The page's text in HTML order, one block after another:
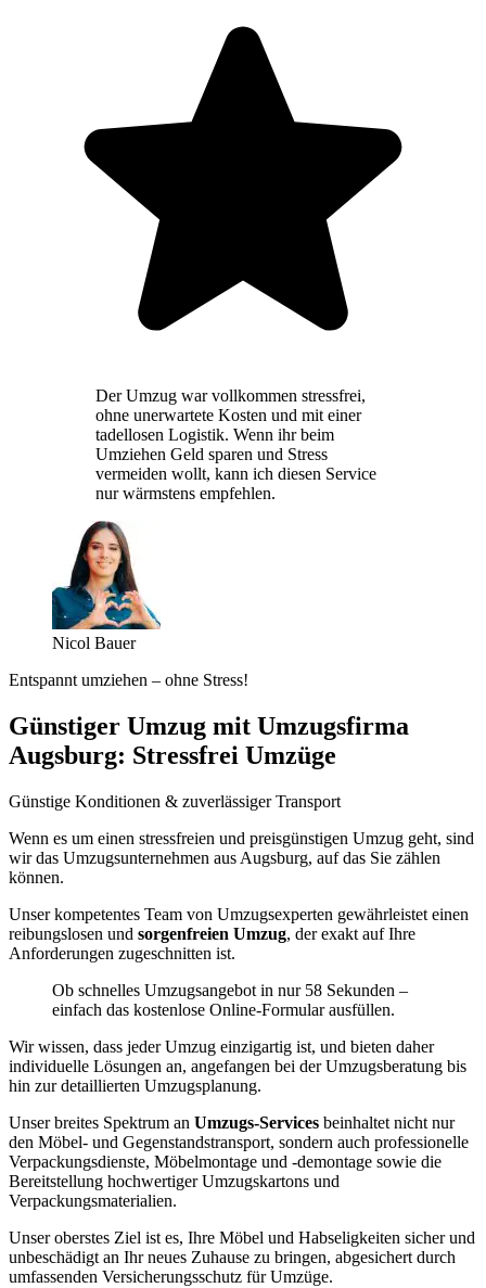
Der Umzug war vollkommen stressfrei,
ohne unerwartete Kosten und mit einer
tadellosen Logistik. Wenn ihr beim
Umziehen Geld sparen und Stress
vermeiden wollt, kann ich diesen Service
nur wärmstens empfehlen.
Nicol Bauer
Entspannt umziehen – ohne Stress!
Günstiger Umzug mit Umzugsfirma
Augsburg: Stressfrei Umzüge
Günstige Konditionen & zuverlässiger Transport
Wenn es um einen stressfreien und preisgünstigen Umzug geht, sind
wir das Umzugsunternehmen aus Augsburg, auf das Sie zählen
können.
Unser kompetentes Team von Umzugsexperten gewährleistet einen
reibungslosen und sorgenfreien Umzug, der exakt auf Ihre
Anforderungen zugeschnitten ist.
Ob schnelles Umzugsangebot in nur 58 Sekunden –
einfach das kostenlose Online-Formular ausfüllen.
Wir wissen, dass jeder Umzug einzigartig ist, und bieten daher
individuelle Lösungen an, angefangen bei der Umzugsberatung bis
hin zur detaillierten Umzugsplanung.
Unser breites Spektrum an Umzugs-Services beinhaltet nicht nur
den Möbel- und Gegenstandstransport, sondern auch professionelle
Verpackungsdienste, Möbelmontage und -demontage sowie die
Bereitstellung hochwertiger Umzugskartons und
Verpackungsmaterialien.
Unser oberstes Ziel ist es, Ihre Möbel und Habseligkeiten sicher und
unbeschädigt an Ihr neues Zuhause zu bringen, abgesichert durch
umfassenden Versicherungsschutz für Umzüge.